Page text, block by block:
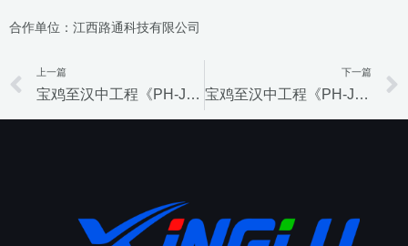
合作单位：江西路通科技有限公司
Prev
上一篇
宝鸡至汉中工程《PH-JD6标段》项目
下一篇
宝鸡至汉中工程《PH-JD8标段》项目